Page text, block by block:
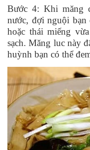
Bước 4: Khi măng
nước, đợi nguội bạn
hoặc thái miếng
sạch. Măng luc này
huỳnh bạn có thể